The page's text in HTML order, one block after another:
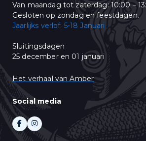
Van maandag tot zaterdag: 10:00 –
Gesloten op zondag en feestdagen.
Jaarlijks verlof: 5-18 Januari
Sluitingsdagen
25 december en 01 januari
Het verhaal van Amber
Social media